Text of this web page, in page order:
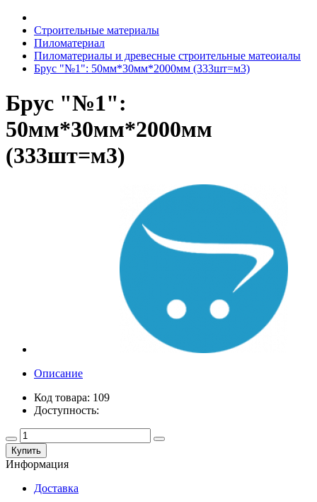
Строительные материалы
Пиломатериал
Пиломатериалы и древесные строительные матеоиалы
Брус "№1": 50мм*30мм*2000мм (333шт=м3)
Брус "№1":
50мм*30мм*2000мм
(333шт=м3)
Описание
Код товара: 109
Доступность:
Купить
Информация
Доставка